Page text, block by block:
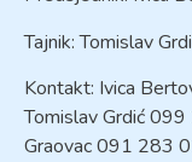
Tajnik: Tomislav
Kontakt: Ivica
Tomislav Grdić
Graovac 091 283